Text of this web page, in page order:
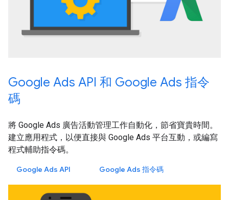
Google Ads API 和 Google Ads 指令
碼
將 Google Ads 廣告活動管理工作自動化，節省寶貴時間。
建立應用程式，以便直接與 Google Ads 平台互動，或編寫
程式輔助指令碼。
Google Ads API Google Ads 指令碼